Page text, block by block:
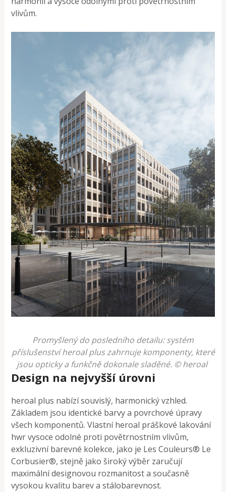
vlivům.
Promyšlený do posledního detailu: systém
příslušenství heroal plus zahrnuje komponenty, které
jsou opticky a funkčně dokonale sladěné. © heroal
Design na nejvyšší úrovni
heroal plus nabízí souvislý, harmonický vzhled.
Základem jsou identické barvy a povrchové úpravy
všech komponentů. Vlastní heroal práškové lakování
hwr vysoce odolné proti povětrnostním vlivům,
exkluzivní barevné kolekce, jako je Les Couleurs® Le
Corbusier®, stejně jako široký výběr zaručují
maximální designovou rozmanitost a současně
vysokou kvalitu barev a stálobarevnost.